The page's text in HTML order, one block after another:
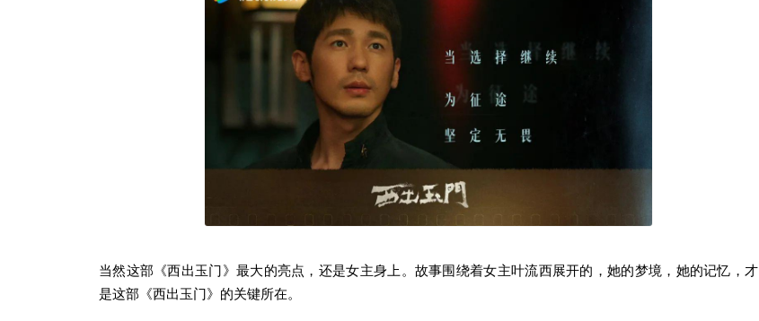
当然这部《西出玉门》最大的亮点，还是女主身上。故事围绕着女主叶流西展开的，她的梦境，她的记忆，才
是这部《西出玉门》的关键所在。